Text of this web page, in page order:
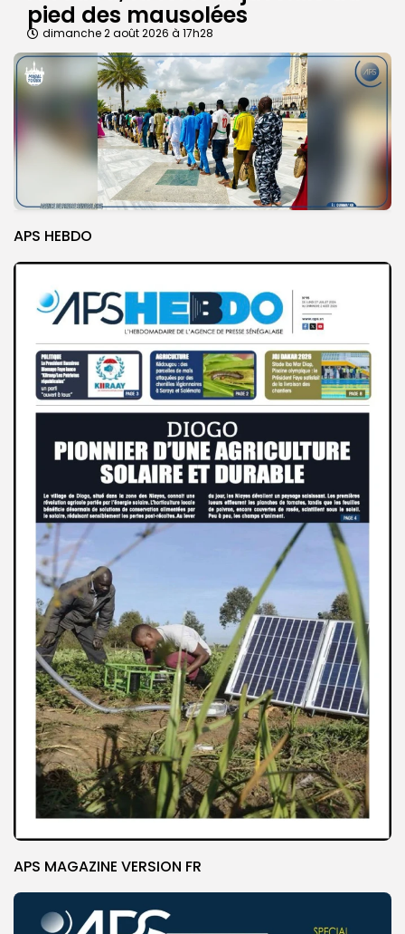
pied des mausolées
dimanche 2 août 2026 à 17h28
APS HEBDO
APS MAGAZINE VERSION FR